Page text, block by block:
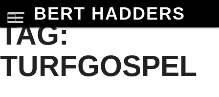
BERT HADDERS
TAG:
TURFGOSPEL